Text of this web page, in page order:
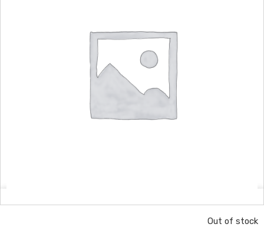
Out of stock